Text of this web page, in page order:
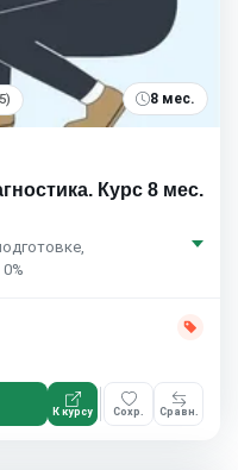
8 мес.
Курс 8 мес.
К курсу Сохр. Сравн.